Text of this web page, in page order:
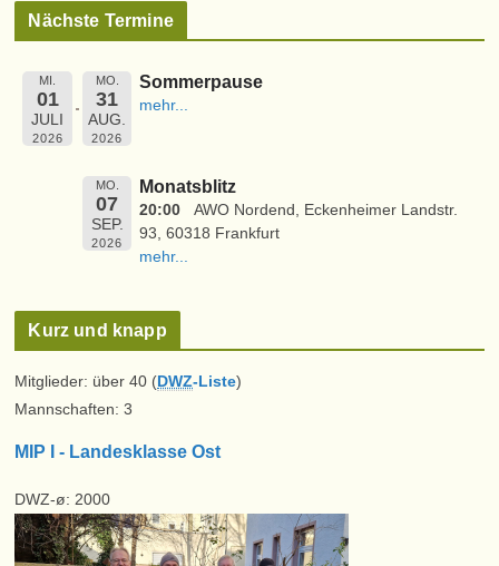
Nächste Termine
MI.
01
JULI
2026
MO.
31
AUG.
2026
Sommerpause
mehr...
MO.
07
SEP.
2026
Monatsblitz
20:00
AWO Nordend, Eckenheimer Landstr.
93, 60318 Frankfurt
mehr...
Kurz und knapp
Mitglieder: über 40 (DWZ-Liste)
Mannschaften: 3
MIP I - Landesklasse Ost
DWZ-ø: 2000